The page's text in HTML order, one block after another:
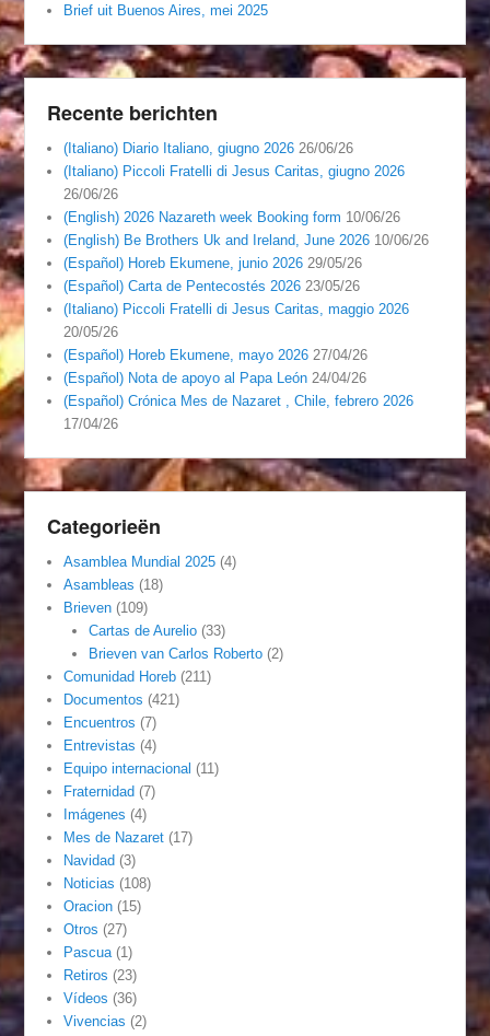
Brief uit Buenos Aires, mei 2025
Recente berichten
(Italiano) Diario Italiano, giugno 2026 26/06/26
(Italiano) Piccoli Fratelli di Jesus Caritas, giugno 2026
26/06/26
(English) 2026 Nazareth week Booking form 10/06/26
(English) Be Brothers Uk and Ireland, June 2026 10/06/26
(Español) Horeb Ekumene, junio 2026 29/05/26
(Español) Carta de Pentecostés 2026 23/05/26
(Italiano) Piccoli Fratelli di Jesus Caritas, maggio 2026
20/05/26
(Español) Horeb Ekumene, mayo 2026 27/04/26
(Español) Nota de apoyo al Papa León 24/04/26
(Español) Crónica Mes de Nazaret , Chile, febrero 2026
17/04/26
Categorieën
Asamblea Mundial 2025 (4)
Asambleas (18)
Brieven (109)
Cartas de Aurelio(33)
Brieven van Carlos Roberto(2)
Comunidad Horeb (211)
Documentos (421)
Encuentros (7)
Entrevistas (4)
Equipo internacional (11)
Fraternidad (7)
Imágenes (4)
Mes de Nazaret (17)
Navidad (3)
Noticias (108)
Oracion (15)
Otros (27)
Pascua(1)
Retiros (23)
Vídeos (36)
Vivencias (2)